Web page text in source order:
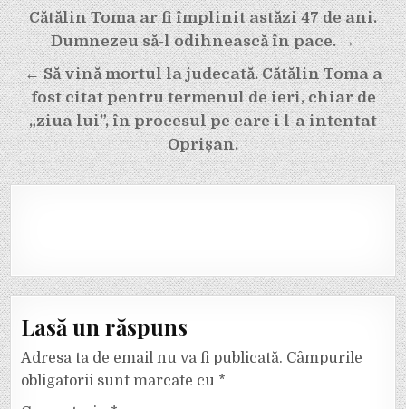
Navigare
în
articole
Cătălin Toma ar fi împlinit astăzi 47 de ani.
Dumnezeu să-l odihnească în pace. →
← Să vină mortul la judecată. Cătălin Toma a
fost citat pentru termenul de ieri, chiar de
„ziua lui”, în procesul pe care i l-a intentat
Oprișan.
Lasă un răspuns
Adresa ta de email nu va fi publicată. Câmpurile
obligatorii sunt marcate cu *